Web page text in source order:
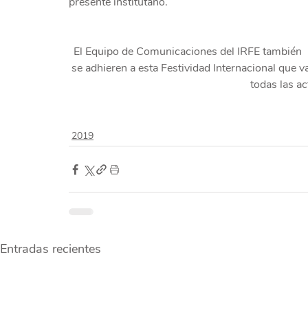
El Equipo de Comunicaciones del IRFE también
se adhieren a esta Festividad Internacional que
todas las
2019
Entradas recientes